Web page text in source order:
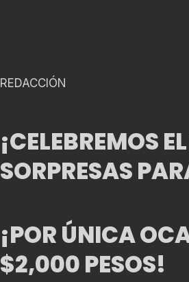
REDACCIÓN
¡CELEBREMOS
SORPRESAS
¡POR ÚNICA
$2,000 PESOS!